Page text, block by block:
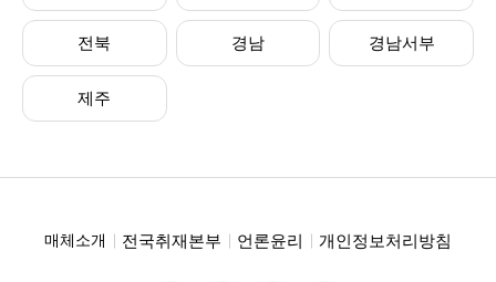
전북 경남 경남서부
제주
매체소개 전국취재본부 언론윤리 개인정보처리방침